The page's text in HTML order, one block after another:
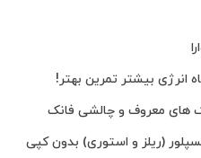
انرژی بیشتر تمرین بهتر!
های معروف و چالشی فانک
(ریلز و استوری) بدون کپی